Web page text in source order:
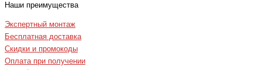
Наши преимущества
Экспертный монтаж
Бесплатная доставка
Скидки и промокоды
Оплата при получении